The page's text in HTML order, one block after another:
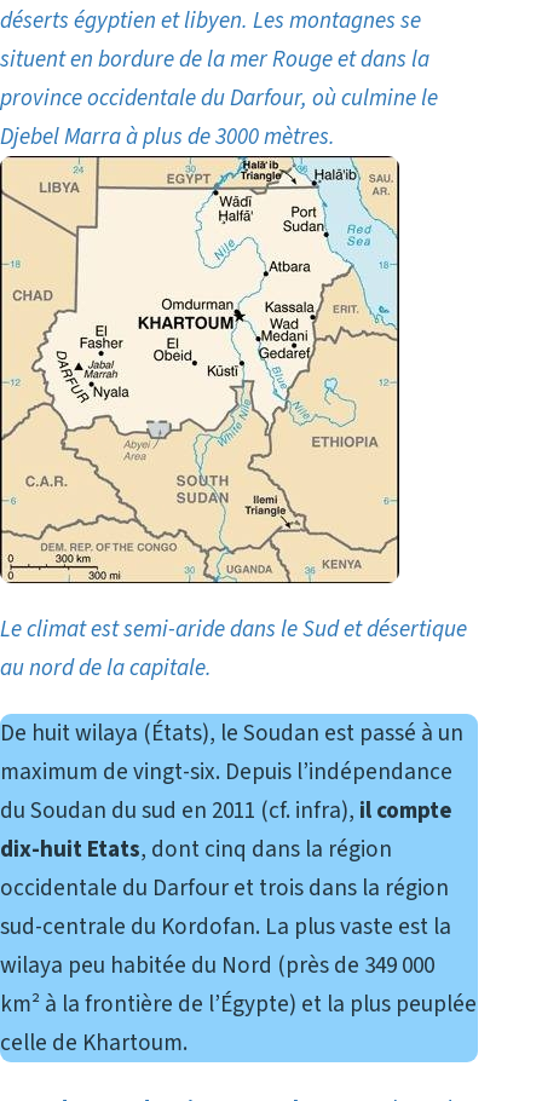
déserts égyptien et libyen. Les montagnes se
situent en bordure de la mer Rouge et dans la
province occidentale du Darfour, où culmine le
Djebel Marra à plus de 3000 mètres.
Le climat est semi-aride dans le Sud et désertique
au nord de la capitale.
De huit wilaya (États), le Soudan est passé à un
maximum de vingt-six. Depuis l’indépendance
du Soudan du sud en 2011 (cf. infra), il compte
dix-huit Etats, dont cinq dans la région
occidentale du Darfour et trois dans la région
sud-centrale du Kordofan. La plus vaste est la
wilaya peu habitée du Nord (près de 349 000
km² à la frontière de l’Égypte) et la plus peuplée
celle de Khartoum.